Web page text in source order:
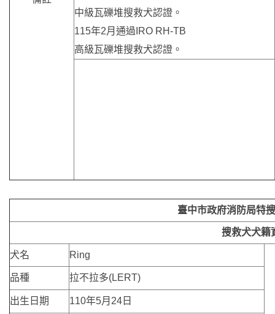
中級瓦礫堆搜救犬認證。
115年2月通過IRO RH-TB
高級瓦礫堆搜救犬認證。
臺中市政府消防局特
搜救犬犬籍
犬名 Ring
品種 拉不拉多(LERT)
出生日期 110年5月24日